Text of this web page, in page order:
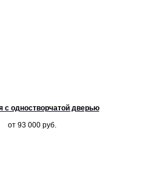
с одностворчатой дверью
от 93 000 руб.